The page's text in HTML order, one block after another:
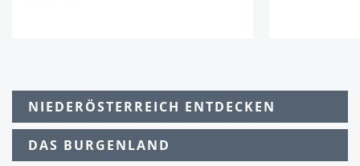
NIEDERÖSTERREICH ENTDECKEN
DAS BURGENLAND